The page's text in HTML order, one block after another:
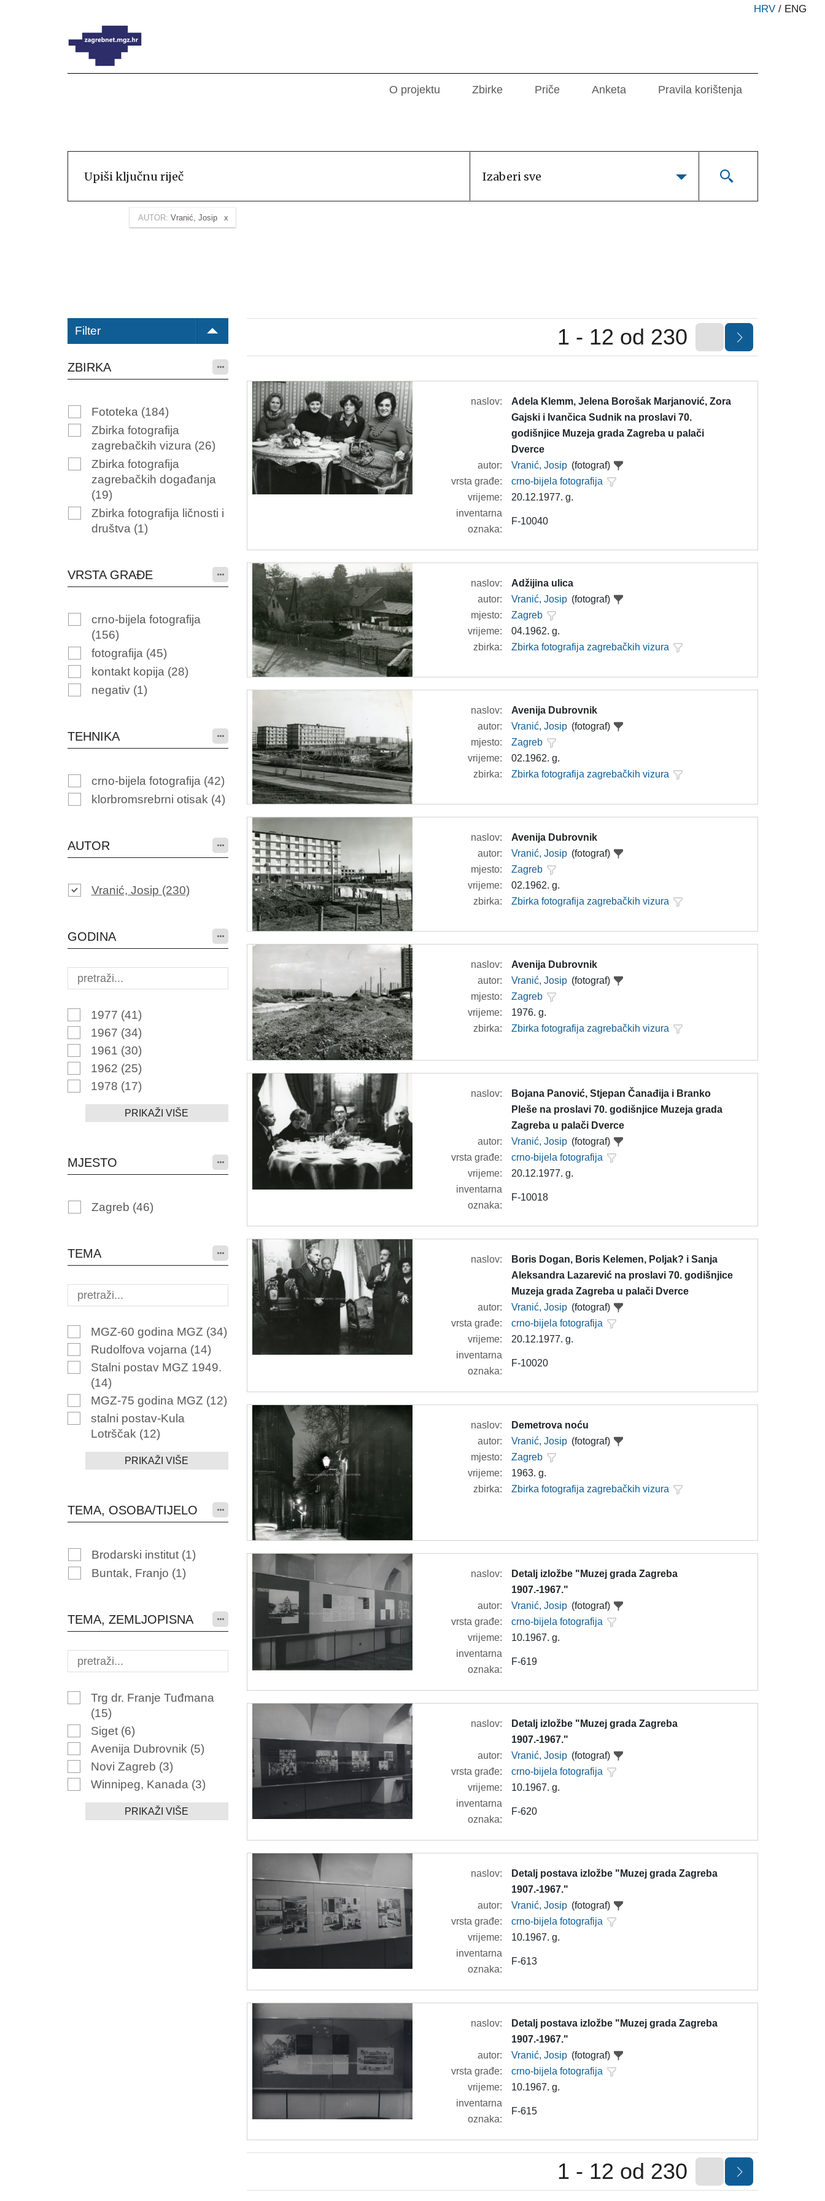
HRV / ENG
O projektu Zbirke Priče Anketa Pravila korištenja
Izaberi sve
AUTOR: Vranić, Josip
Filter
ZBIRKA
Fototeka (184)
Zbirka fotografija
zagrebačkih vizura (26)
Zbirka fotografija
zagrebačkih događanja
(19)
Zbirka fotografija ličnosti i
društva (1)
VRSTA GRAĐE
crno-bijela fotografija
(156)
fotografija (45)
kontakt kopija (28)
negativ (1)
TEHNIKA
crno-bijela fotografija (42)
klorbromsrebrni otisak (4)
AUTOR
Vranić, Josip (230)
GODINA
1977 (41)
1967 (34)
1961 (30)
1962 (25)
1978 (17)
PRIKAŽI VIŠE
MJESTO
Zagreb (46)
TEMA
MGZ-60 godina MGZ (34)
Rudolfova vojarna (14)
Stalni postav MGZ 1949.
(14)
MGZ-75 godina MGZ (12)
stalni postav-Kula
Lotrščak (12)
PRIKAŽI VIŠE
TEMA, OSOBA/TIJELO
Brodarski institut (1)
Buntak, Franjo (1)
TEMA, ZEMLJOPISNA
Trg dr. Franje Tuđmana
(15)
Siget (6)
Avenija Dubrovnik (5)
Novi Zagreb (3)
Winnipeg, Kanada (3)
PRIKAŽI VIŠE
1 - 12 od 230
naslov:
Adela Klemm, Jelena Borošak Marjanović, Zora
Gajski i Ivančica Sudnik na proslavi 70.
godišnjice Muzeja grada Zagreba u palači
Dverce
autor:
Vranić, Josip (fotograf)
vrsta građe:
crno-bijela fotografija
vrijeme:
20.12.1977. g.
inventarna
oznaka:
F-10040
naslov:
Adžijina ulica
autor:
Vranić, Josip (fotograf)
mjesto:
Zagreb
vrijeme:
04.1962. g.
zbirka:
Zbirka fotografija zagrebačkih vizura
naslov:
Avenija Dubrovnik
autor:
Vranić, Josip (fotograf)
mjesto:
Zagreb
vrijeme:
02.1962. g.
zbirka:
Zbirka fotografija zagrebačkih vizura
naslov:
Avenija Dubrovnik
autor:
Vranić, Josip (fotograf)
mjesto:
Zagreb
vrijeme:
02.1962. g.
zbirka:
Zbirka fotografija zagrebačkih vizura
naslov:
Avenija Dubrovnik
autor:
Vranić, Josip (fotograf)
mjesto:
Zagreb
vrijeme:
1976. g.
zbirka:
Zbirka fotografija zagrebačkih vizura
naslov:
Bojana Panović, Stjepan Čanađija i Branko
Pleše na proslavi 70. godišnjice Muzeja grada
Zagreba u palači Dverce
autor:
Vranić, Josip (fotograf)
vrsta građe:
crno-bijela fotografija
vrijeme:
20.12.1977. g.
inventarna
oznaka:
F-10018
naslov:
Boris Dogan, Boris Kelemen, Poljak? i Sanja
Aleksandra Lazarević na proslavi 70. godišnjice
Muzeja grada Zagreba u palači Dverce
autor:
Vranić, Josip (fotograf)
vrsta građe:
crno-bijela fotografija
vrijeme:
20.12.1977. g.
inventarna
oznaka:
F-10020
naslov:
Demetrova noću
autor:
Vranić, Josip (fotograf)
mjesto:
Zagreb
vrijeme:
1963. g.
zbirka:
Zbirka fotografija zagrebačkih vizura
naslov:
Detalj izložbe "Muzej grada Zagreba
1907.-1967."
autor:
Vranić, Josip (fotograf)
vrsta građe:
crno-bijela fotografija
vrijeme:
10.1967. g.
inventarna
oznaka:
F-619
naslov:
Detalj izložbe "Muzej grada Zagreba
1907.-1967."
autor:
Vranić, Josip (fotograf)
vrsta građe:
crno-bijela fotografija
vrijeme:
10.1967. g.
inventarna
oznaka:
F-620
naslov:
Detalj postava izložbe "Muzej grada Zagreba
1907.-1967."
autor:
Vranić, Josip (fotograf)
vrsta građe:
crno-bijela fotografija
vrijeme:
10.1967. g.
inventarna
oznaka:
F-613
naslov:
Detalj postava izložbe "Muzej grada Zagreba
1907.-1967."
autor:
Vranić, Josip (fotograf)
vrsta građe:
crno-bijela fotografija
vrijeme:
10.1967. g.
inventarna
oznaka:
F-615
1 - 12 od 230